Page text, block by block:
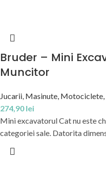
Bruder – Mini
Muncitor
Jucarii, Masinute, Motociclete,
274,90 lei
Mini excavatorul Cat nu este
categoriei sale. Datorita